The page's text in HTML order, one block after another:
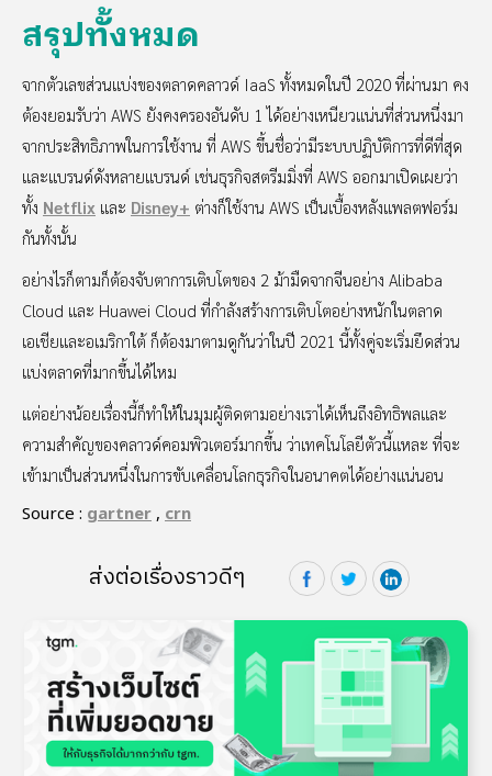
สรุปทั้งหมด
จากตัวเลขส่วนแบ่งของตลาดคลาวด์ IaaS ทั้งหมดในปี 2020 ที่ผ่านมา คง
ต้องยอมรับว่า AWS ยังคงครองอันดับ 1 ได้อย่างเหนียวแน่นที่ส่วนหนึ่งมา
จากประสิทธิภาพในการใช้งาน ที่ AWS ขึ้นชื่อว่ามีระบบปฏิบัติการที่ดีที่สุด
และแบรนด์ดังหลายแบรนด์ เช่นธุรกิจสตรีมมิ่งที่ AWS ออกมาเปิดเผยว่า
ทั้ง Netflix และ Disney+ ต่างก็ใช้งาน AWS เป็นเบื้องหลังแพลตฟอร์ม
กันทั้งนั้น
อย่างไรก็ตามก็ต้องจับตาการเติบโตของ 2 ม้ามืดจากจีนอย่าง Alibaba
Cloud และ Huawei Cloud ที่กำลังสร้างการเติบโตอย่างหนักในตลาด
เอเชียและอเมริกาใต้ ก็ต้องมาตามดูกันว่าในปี 2021 นี้ทั้งคู่จะเริ่มยึดส่วน
แบ่งตลาดที่มากขึ้นได้ไหม
แต่อย่างน้อยเรื่องนี้ก็ทำให้ในมุมผู้ติดตามอย่างเราได้เห็นถึงอิทธิพลและ
ความสำคัญของคลาวด์คอมพิวเตอร์มากขึ้น ว่าเทคโนโลยีตัวนี้แหละ ที่จะ
เข้ามาเป็นส่วนหนึ่งในการขับเคลื่อนโลกธุรกิจในอนาคตได้อย่างแน่นอน
Source : gartner, crn
ส่งต่อเรื่องราวดีๆ